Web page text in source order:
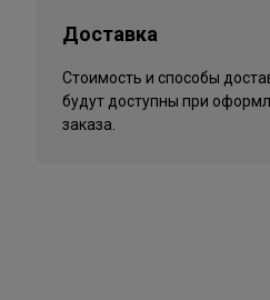
Доставка
Стоимость и способы
будут доступны при
заказа.